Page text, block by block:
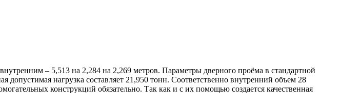
– 5,513 на 2,284 на 2,269 метров. Параметры дверного проёма в стандартной
нагрузка составляет 21,950 тонн. Соответственно внутренний объем 28
конструкций обязательно. Так как и с их помощью создается качественная